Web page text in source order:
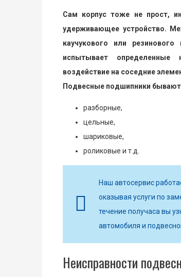
Сам корпус тоже не прост,
удерживающее устройство.
каучукового или
испытывает определенные
воздействие на соседние
Подвесные подшипники
разборные,
цельные,
шариковые,
роликовые и т.д.
Наш автосервис
оказывая услуги по
течение получаса вы
автомобиля и
Неисправности